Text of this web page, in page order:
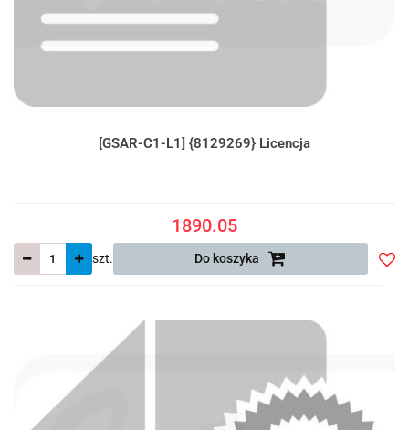
[GSAR-C1-L1] {8129269} Licencja
1890.05
szt. Do koszyka